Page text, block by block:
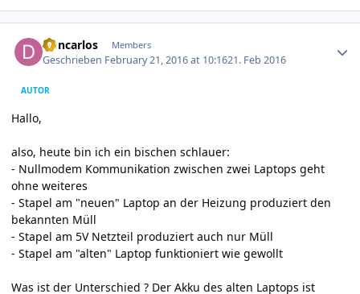
Doncarlos Members
Geschrieben February 21, 2016 at 10:1621. Feb 2016
AUTOR
Hallo,
also, heute bin ich ein bischen schlauer:
- Nullmodem Kommunikation zwischen zwei Laptops geht
ohne weiteres
- Stapel am "neuen" Laptop an der Heizung produziert den
bekannten Müll
- Stapel am 5V Netzteil produziert auch nur Müll
- Stapel am "alten" Laptop funktioniert wie gewollt
Was ist der Unterschied ? Der Akku des alten Laptops ist